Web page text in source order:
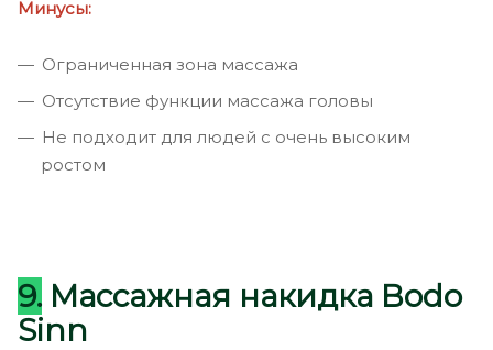
Минусы:
Ограниченная зона массажа
Отсутствие функции массажа головы
Не подходит для людей с очень высоким
ростом
9. Массажная накидка Bodo
Sinn